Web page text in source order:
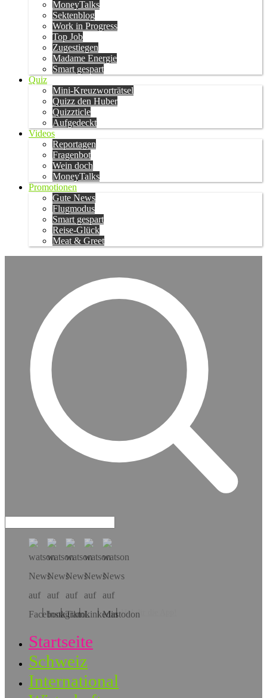
MoneyTalks
Sektenblog
Work in Progress
Top Job
Zugestiegen
Madame Energie
Smart gespart
Quiz
Mini-Kreuzworträtsel
Quizz den Huber
Quizzticle
Aufgedeckt
Videos
Reportagen
Fragenbot
Wein doch
MoneyTalks
Promotionen
Gute News
Flugmodus
Smart gespart
Reise-Glück
Meat & Greet
Hol dir die App!
Startseite
Schweiz
International